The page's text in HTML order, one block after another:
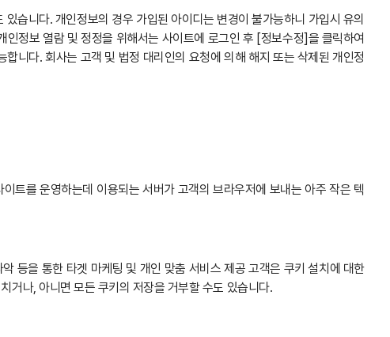
습니다. 개인정보의 경우 가입된 아이디는 변경이 불가능하니 가입시 유의
정보 열람 및 정정을 위해서는 사이트에 로그인 후 [정보수정]을 클릭하여
니다. 회사는 고객 및 법정 대리인의 요청에 의해 해지 또는 삭제된 개인정
트를 운영하는데 이용되는 서버가 고객의 브라우저에 보내는 아주 작은 텍
등을 통한 타겟 마케팅 및 개인 맞춤 서비스 제공 고객은 쿠키 설치에 대한
거나, 아니면 모든 쿠키의 저장을 거부할 수도 있습니다.